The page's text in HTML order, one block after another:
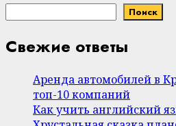
Поиск
Свежие ответы
Аренда автомобилей в
топ-10 компаний
Как учить английский